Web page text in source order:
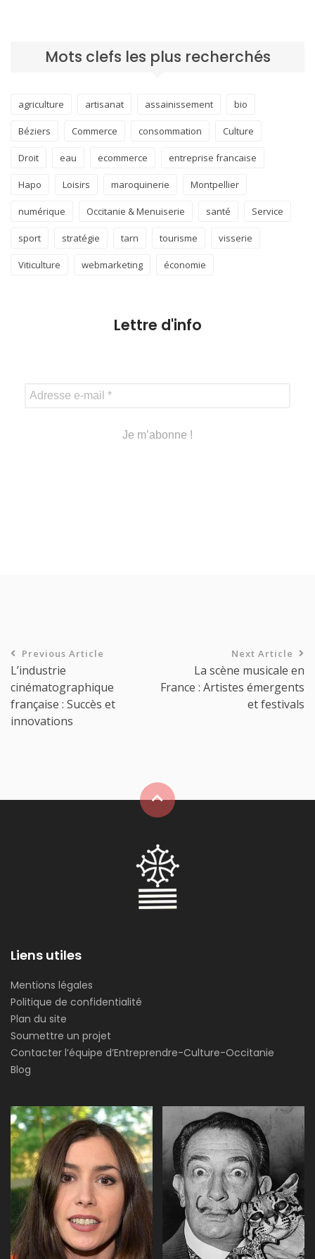
Mots clefs les plus recherchés
agriculture artisanat assainissement bio
Béziers Commerce consommation Culture
Droit eau ecommerce entreprise francaise
Hapo Loisirs maroquinerie Montpellier
numérique Occitanie & Menuiserie santé Service
sport stratégie tarn tourisme visserie
Viticulture webmarketing économie
Lettre d'info
Previous Article
L’industrie
cinématographique
française : Succès et
innovations
Next Article
La scène musicale en
France : Artistes émergents
et festivals
Liens utiles
Mentions légales
Politique de confidentialité
Plan du site
Soumettre un projet
Contacter l’équipe d’Entreprendre-Culture-Occitanie
Blog